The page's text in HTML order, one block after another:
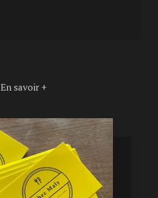
En savoir +